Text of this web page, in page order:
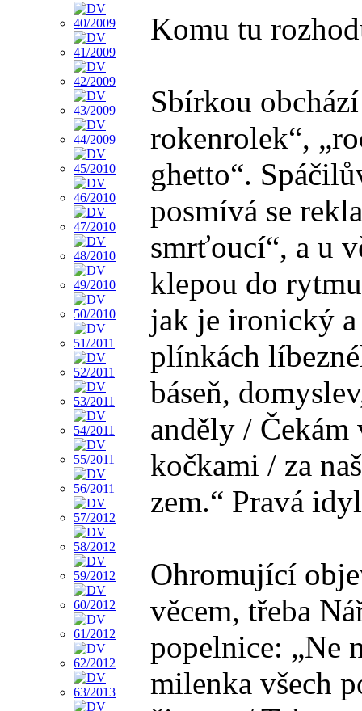
Komu tu
Sbírkou
rokenrolek“,
ghetto“.
posmívá se
smrťoucí“, a u
klepou do
jak je ironický a
plínkách
báseň,
anděly /
kočkami / za
zem.“ Pravá
Ohromující
věcem, třeba
popelnice: „Ne
milenka všech